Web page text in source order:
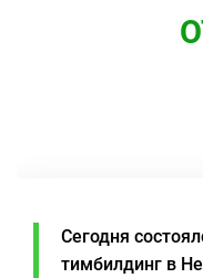
Сегодня
тимбилдинг в